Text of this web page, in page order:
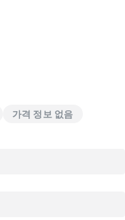
가격 정보 없음